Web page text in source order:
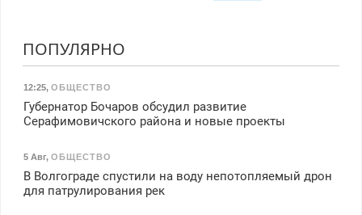
ПОПУЛЯРНО
12:25, ОБЩЕСТВО
Губернатор Бочаров обсудил развитие
Серафимовичского района и новые проекты
5 Авг, ОБЩЕСТВО
В Волгограде спустили на воду непотопляемый дрон
для патрулирования рек